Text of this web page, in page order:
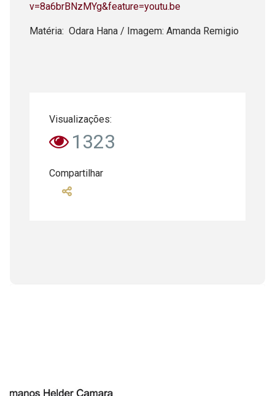
v=8a6brBNzMYg&feature=youtu.be
Matéria: Odara Hana / Imagem: Amanda Remigio
Visualizações:
1323
Compartilhar